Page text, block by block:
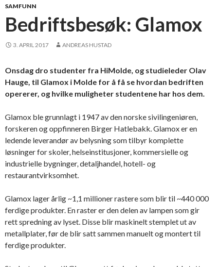
SAMFUNN
Bedriftsbesøk: Glamox
3. APRIL 2017 ANDREAS HUSTAD
Onsdag dro studenter fra HiMolde, og studieleder Olav
Hauge, til Glamox i Molde for å få se hvordan bedriften
opererer, og hvilke muligheter studentene har hos dem.
Glamox ble grunnlagt i 1947 av den norske sivilingeniøren,
forskeren og oppfinneren Birger Hatlebakk. Glamox er en
ledende leverandør av belysning som tilbyr komplette
løsninger for skoler, helseinstitusjoner, kommersielle og
industrielle bygninger, detaljhandel, hotell- og
restaurantvirksomhet.
Glamox lager årlig ~1,1 millioner rastere som blir til ~440 000
ferdige produkter. En raster er den delen av lampen som gir
rett spredning av lyset. Disse blir maskinelt stemplet ut av
metallplater, før de blir satt sammen manuelt og montert til
ferdige produkter.